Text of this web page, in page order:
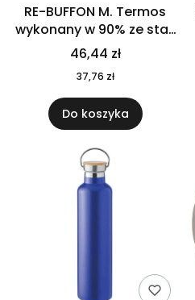
RE-BUFFON M. Termos
wykonany w 90% ze stali
nierdzewnej
pochodzącej z
recyklingu 520 ml 94294
46,44 zł
37,76 zł
Do koszyka